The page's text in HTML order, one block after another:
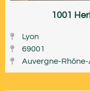
1001
Lyon
69001
Auvergne-Rhône-